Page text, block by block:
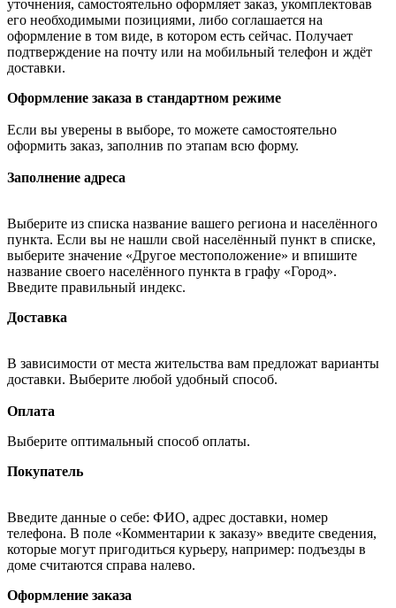
уточнения, самостоятельно оформляет заказ, укомплектовав
его необходимыми позициями, либо соглашается на
оформление в том виде, в котором есть сейчас. Получает
подтверждение на почту или на мобильный телефон и ждёт
доставки.
Оформление заказа в стандартном режиме
Если вы уверены в выборе, то можете самостоятельно
оформить заказ, заполнив по этапам всю форму.
Заполнение адреса
Выберите из списка название вашего региона и населённого
пункта. Если вы не нашли свой населённый пункт в списке,
выберите значение «Другое местоположение» и впишите
название своего населённого пункта в графу «Город».
Введите правильный индекс.
Доставка
В зависимости от места жительства вам предложат варианты
доставки. Выберите любой удобный способ.
Оплата
Выберите оптимальный способ оплаты.
Покупатель
Введите данные о себе: ФИО, адрес доставки, номер
телефона. В поле «Комментарии к заказу» введите сведения,
которые могут пригодиться курьеру, например: подъезды в
доме считаются справа налево.
Оформление заказа